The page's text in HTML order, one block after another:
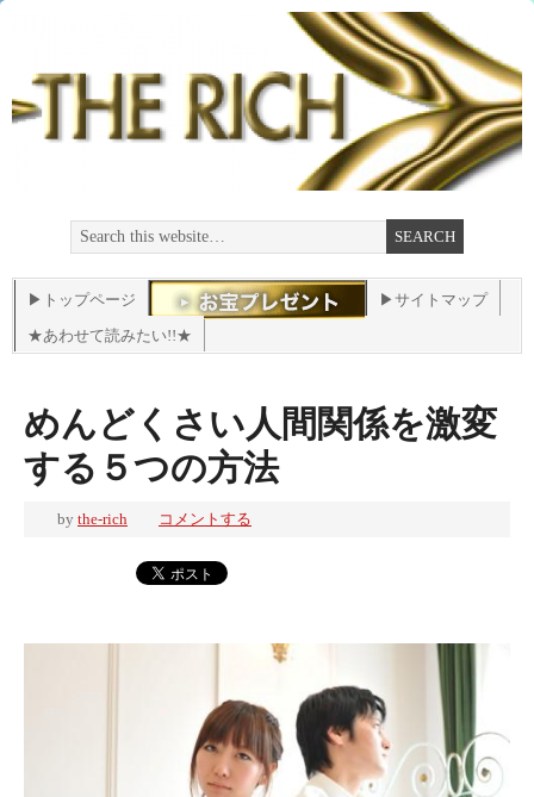
▶トップページ
▶サイトマップ
★あわせて読みたい!!★
めんどくさい人間関係を激変
する５つの方法
by the-rich コメントする